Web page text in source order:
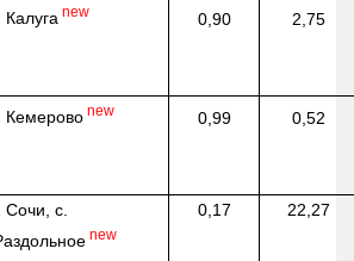
Калуга new 0,90 2,75
Кемерово new 0,99 0,52
Сочи, с.
new
0,17 22,27